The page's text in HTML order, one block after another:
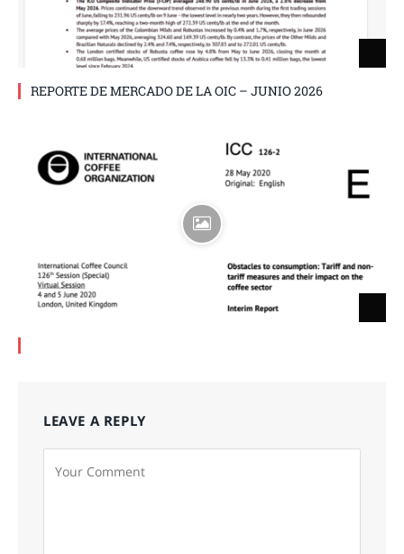
REPORTE DE MERCADO DE LA OIC – JUNIO 2026
LEAVE A REPLY